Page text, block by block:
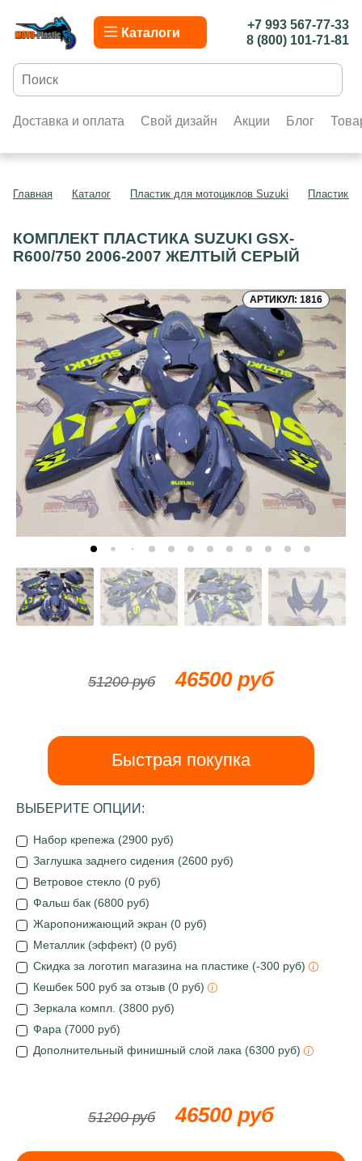
Каталоги
+7 993 567-77-33
8 (800) 101-71-81
Доставка и оплата Свой дизайн Акции Блог
Главная Каталог Пластик для мотоциклов Suzuki Пластик
КОМПЛЕКТ ПЛАСТИКА SUZUKI GSX-
R600/750 2006-2007 ЖЕЛТЫЙ СЕРЫЙ
АРТИКУЛ: 1816
51200 руб 46500 руб
Быстрая покупка
ВЫБЕРИТЕ ОПЦИИ:
Набор крепежа (2900 руб)
Заглушка заднего сидения (2600 руб)
Ветровое стекло (0 руб)
Фальш бак (6800 руб)
Жаропонижающий экран (0 руб)
Металлик (эффект) (0 руб)
Скидка за логотип магазина на пластике (-300 руб)
Кешбек 500 руб за отзыв (0 руб)
Зеркала компл. (3800 руб)
Фара (7000 руб)
Дополнительный финишный слой лака (6300 руб)
51200 руб 46500 руб